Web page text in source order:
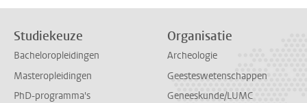
Studiekeuze
Bacheloropleidingen
Masteropleidingen
PhD-programma's
Organisatie
Archeologie
Geesteswetenschappen
Geneeskunde/LUMC